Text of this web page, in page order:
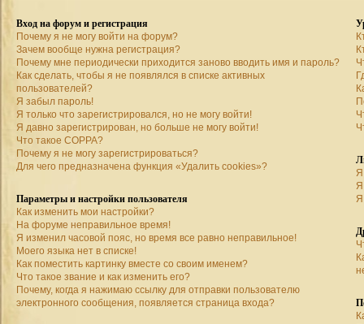
Вход на форум и регистрация
Почему я не могу войти на форум?
Зачем вообще нужна регистрация?
Почему мне периодически приходится заново вводить имя и пароль?
Как сделать, чтобы я не появлялся в списке активных
пользователей?
Я забыл пароль!
Я только что зарегистрировался, но не могу войти!
Я давно зарегистрирован, но больше не могу войти!
Что такое COPPA?
Почему я не могу зарегистрироваться?
Для чего предназначена функция «Удалить cookies»?
Параметры и настройки пользователя
Как изменить мои настройки?
На форуме неправильное время!
Я изменил часовой пояс, но время все равно неправильное!
Моего языка нет в списке!
Как поместить картинку вместе со своим именем?
Что такое звание и как изменить его?
Почему, когда я нажимаю ссылку для отправки пользователю
электронного сообщения, появляется страница входа?
Я
Я
Я